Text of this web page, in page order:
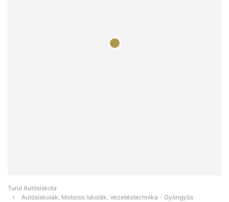
Turul Autósiskola
Autósiskolák, Motoros Iskolák, Vezetéstechnika - Gyöngyös